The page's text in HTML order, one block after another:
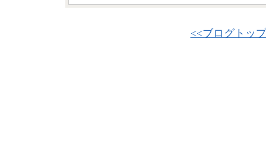
<<ブログトッ